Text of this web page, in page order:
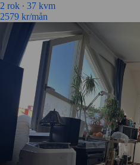
2 rok ∙ 37 kvm
2579 kr/mån